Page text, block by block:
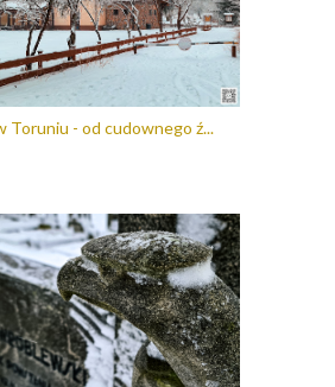
Toruniu - od cudownego ź...